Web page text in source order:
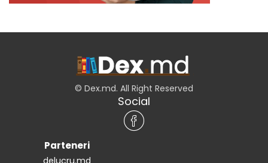
© Dex.md. All Right Reserved
Social
Parteneri
delucru.md